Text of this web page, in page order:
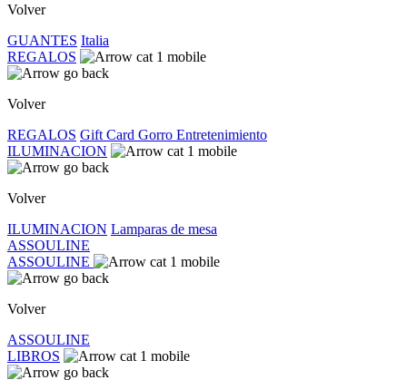
Volver
GUANTES Italia
REGALOS
Volver
REGALOS Gift Card Gorro Entretenimiento
ILUMINACION
Volver
ILUMINACION Lamparas de mesa
ASSOULINE
ASSOULINE
Volver
ASSOULINE
LIBROS